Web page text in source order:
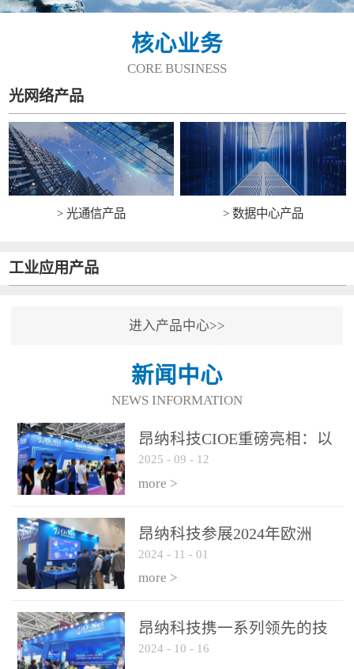
核心业务
CORE BUSINESS
光网络产品
> 光通信产品 > 数据中心产品
工业应用产品
进入产品中心>>
新闻中心
NEWS INFORMATION
昂纳科技CIOE重磅亮相：以
光通信创新引擎，驱动AI与
算力互联新时代
2025 - 09 - 12
more >
昂纳科技参展2024年欧洲
ECOC展会
2024 - 11 - 01
more >
昂纳科技携一系列领先的技
术平台和优秀产品参展2024
2024 - 10 - 16